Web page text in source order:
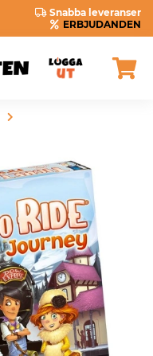
Snabba leveranser
ERBJUDANDEN